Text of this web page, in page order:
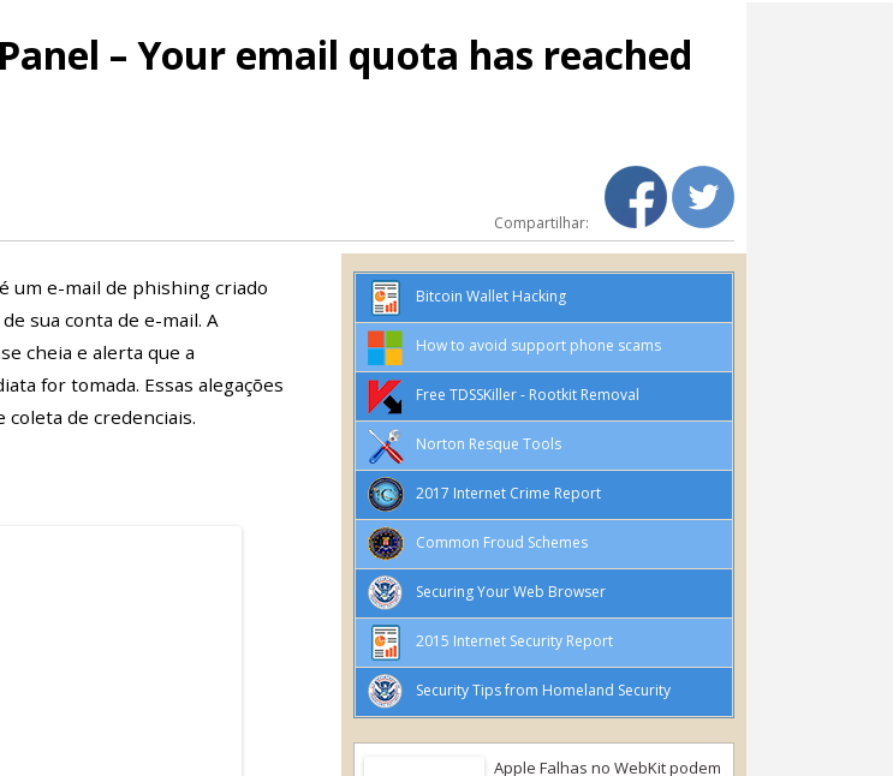
– Your email quota has reached
Compartilhar:
um e-mail de phishing criado
sua conta de e-mail. A
cheia e alerta que a
for tomada. Essas alegações
de credenciais.
Bitcoin Wallet Hacking
How to avoid support phone scams
Free TDSSKiller - Rootkit Removal
Norton Resque Tools
2017 Internet Crime Report
Common Froud Schemes
Securing Your Web Browser
2015 Internet Security Report
Security Tips from Homeland Security
Apple Falhas no WebKit podem